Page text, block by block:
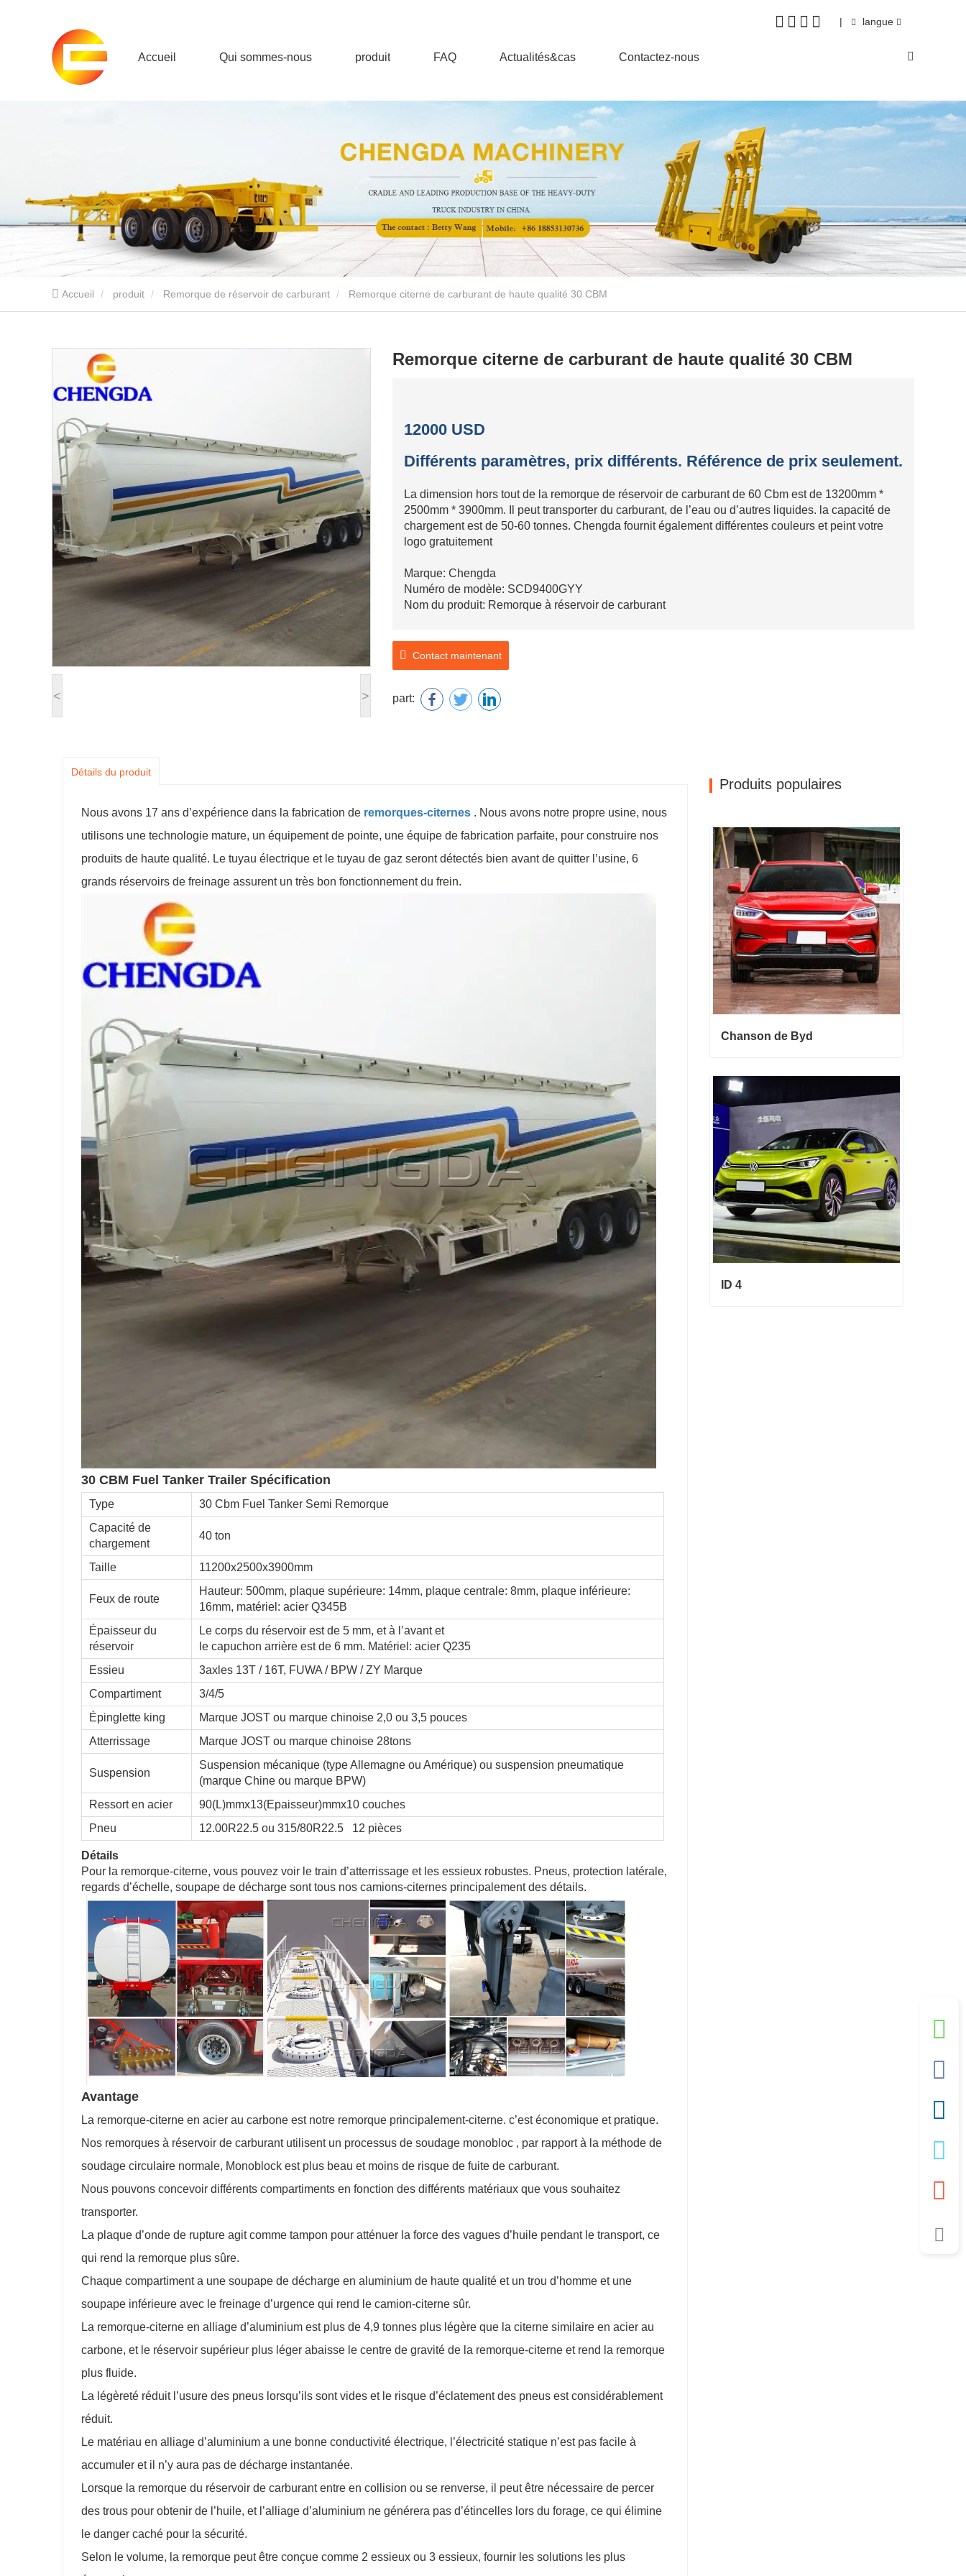
| langue
Accueil Qui sommes-nous produit FAQ Actualités&cas Contactez-nous
Accueil produit Remorque de réservoir de carburant Remorque citerne de carburant de haute qualité 30 CBM
< >
Remorque citerne de carburant de haute qualité 30 CBM
12000 USD
Différents paramètres, prix différents. Référence de prix seulement.
La dimension hors tout de la remorque de réservoir de carburant de 60 Cbm est de 13200mm *
2500mm * 3900mm. Il peut transporter du carburant, de l’eau ou d’autres liquides. la capacité de
chargement est de 50-60 tonnes. Chengda fournit également différentes couleurs et peint votre
logo gratuitement
Marque: Chengda
Numéro de modèle: SCD9400GYY
Nom du produit: Remorque à réservoir de carburant
Contact maintenant
part:
Détails du produit
Nous avons 17 ans d’expérience dans la fabrication de remorques-citernes . Nous avons notre propre usine, nous
utilisons une technologie mature, un équipement de pointe, une équipe de fabrication parfaite, pour construire nos
produits de haute qualité. Le tuyau électrique et le tuyau de gaz seront détectés bien avant de quitter l’usine, 6
grands réservoirs de freinage assurent un très bon fonctionnement du frein.
30 CBM Fuel Tanker Trailer Spécification
Type
30 Cbm Fuel Tanker Semi Remorque
Capacité de
chargement
40 ton
Taille 11200x2500x3900mm
Feux de route
Hauteur: 500mm, plaque supérieure: 14mm, plaque centrale: 8mm, plaque inférieure:
16mm, matériel: acier Q345B
Épaisseur du
réservoir
Le corps du réservoir est de 5 mm, et à l’avant et
le capuchon arrière est de 6 mm. Matériel: acier Q235
Essieu
3axles 13T / 16T, FUWA / BPW / ZY Marque
Compartiment
3/4/5
Épinglette king
Marque JOST ou marque chinoise 2,0 ou 3,5 pouces
Atterrissage
Marque JOST ou marque chinoise 28tons
Suspension
Suspension mécanique (type Allemagne ou Amérique) ou suspension pneumatique
(marque Chine ou marque BPW)
Ressort en acier
90(L)mmx13(Epaisseur)mmx10 couches
Pneu
12.00R22.5 ou 315/80R22.5 12 pièces
Détails
Pour la remorque-citerne, vous pouvez voir le train d’atterrissage et les essieux robustes. Pneus, protection latérale,
regards d’échelle, soupape de décharge sont tous nos camions-citernes principalement des détails.
Avantage
La remorque-citerne en acier au carbone est notre remorque principalement-citerne. c’est économique et pratique.
Nos remorques à réservoir de carburant utilisent un processus de soudage monobloc , par rapport à la méthode de
soudage circulaire normale, Monoblock est plus beau et moins de risque de fuite de carburant.
Nous pouvons concevoir différents compartiments en fonction des différents matériaux que vous souhaitez
transporter.
La plaque d’onde de rupture agit comme tampon pour atténuer la force des vagues d’huile pendant le transport, ce
qui rend la remorque plus sûre.
Chaque compartiment a une soupape de décharge en aluminium de haute qualité et un trou d’homme et une
soupape inférieure avec le freinage d’urgence qui rend le camion-citerne sûr.
La remorque-citerne en alliage d’aluminium est plus de 4,9 tonnes plus légère que la citerne similaire en acier au
carbone, et le réservoir supérieur plus léger abaisse le centre de gravité de la remorque-citerne et rend la remorque
plus fluide.
La légèreté réduit l’usure des pneus lorsqu’ils sont vides et le risque d’éclatement des pneus est considérablement
réduit.
Le matériau en alliage d’aluminium a une bonne conductivité électrique, l’électricité statique n’est pas facile à
accumuler et il n’y aura pas de décharge instantanée.
Lorsque la remorque du réservoir de carburant entre en collision ou se renverse, il peut être nécessaire de percer
des trous pour obtenir de l’huile, et l’alliage d’aluminium ne générera pas d’étincelles lors du forage, ce qui élimine
le danger caché pour la sécurité.
Selon le volume, la remorque peut être conçue comme 2 essieux ou 3 essieux, fournir les solutions les plus
Produits populaires
Chanson de Byd
Chanson de Byd
Contact maintenant
ID 4